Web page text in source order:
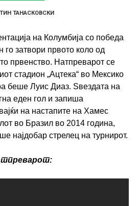
ТАНАСКОВСКИ
на Колумбија со победа
го затвори првото коло од
првенство. Натпреварот се
стадион „Ацтека“ во Мексико
беше Луис Диаз. Ѕвездата на
еден гол и запиша
на настапите на Хамес
во Бразил во 2014 година,
најдобар стрелец на турнирот.